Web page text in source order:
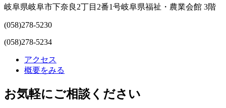
岐阜県岐阜市下奈良2丁目2番1号岐阜県福祉・農業会館 3階
(058)278-5230
(058)278-5234
アクセス
概要をみる
お気軽にご相談ください